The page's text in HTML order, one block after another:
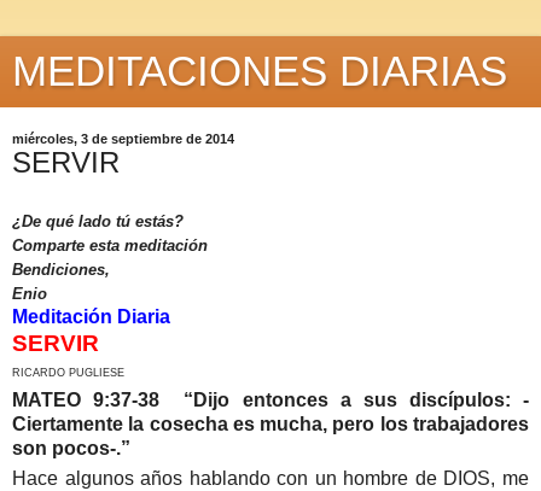
MEDITACIONES DIARIAS
miércoles, 3 de septiembre de 2014
SERVIR
¿De qué lado tú estás?
Comparte esta meditación
Bendiciones,
Enio
Meditación Diaria
SERVIR
RICARDO PUGLIESE
MATEO 9:37-38 “ Dijo entonces a sus discípulos: -
Ciertamente la cosecha es mucha, pero los trabajadores
son pocos-.”
Hace algunos años hablando con un hombre de DIOS, me